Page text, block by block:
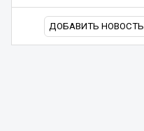
ДОБАВИТЬ НОВОСТЬ